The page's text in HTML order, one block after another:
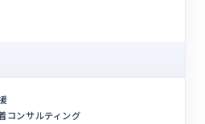
ンサルティング